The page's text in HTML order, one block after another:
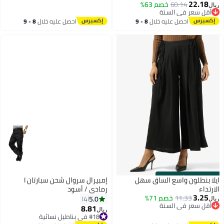
2
ريال22.18
60.14خصم 63%
أقل سعر في السنة
أقل سعر في السنة
احصل عليه خلال 8 - 9 احصل عليه خلال 8 - 9
00m:00s
·باقي 100%
ايلا بنطلون واسع الساق سهل
الارتداء
ريال3.25
11.33خصم 71%
أقل سعر في السنة
أقل سعر في السنة
إمبيرال سروال شحن سبارتان I
رمادي / أسود
5.0
4
ريال8.81
#18 في بناطيل نسائية